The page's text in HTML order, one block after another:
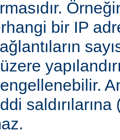
bir IP
engellenebilir.